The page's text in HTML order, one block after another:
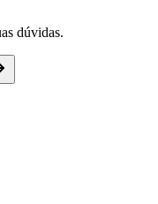
dúvidas.